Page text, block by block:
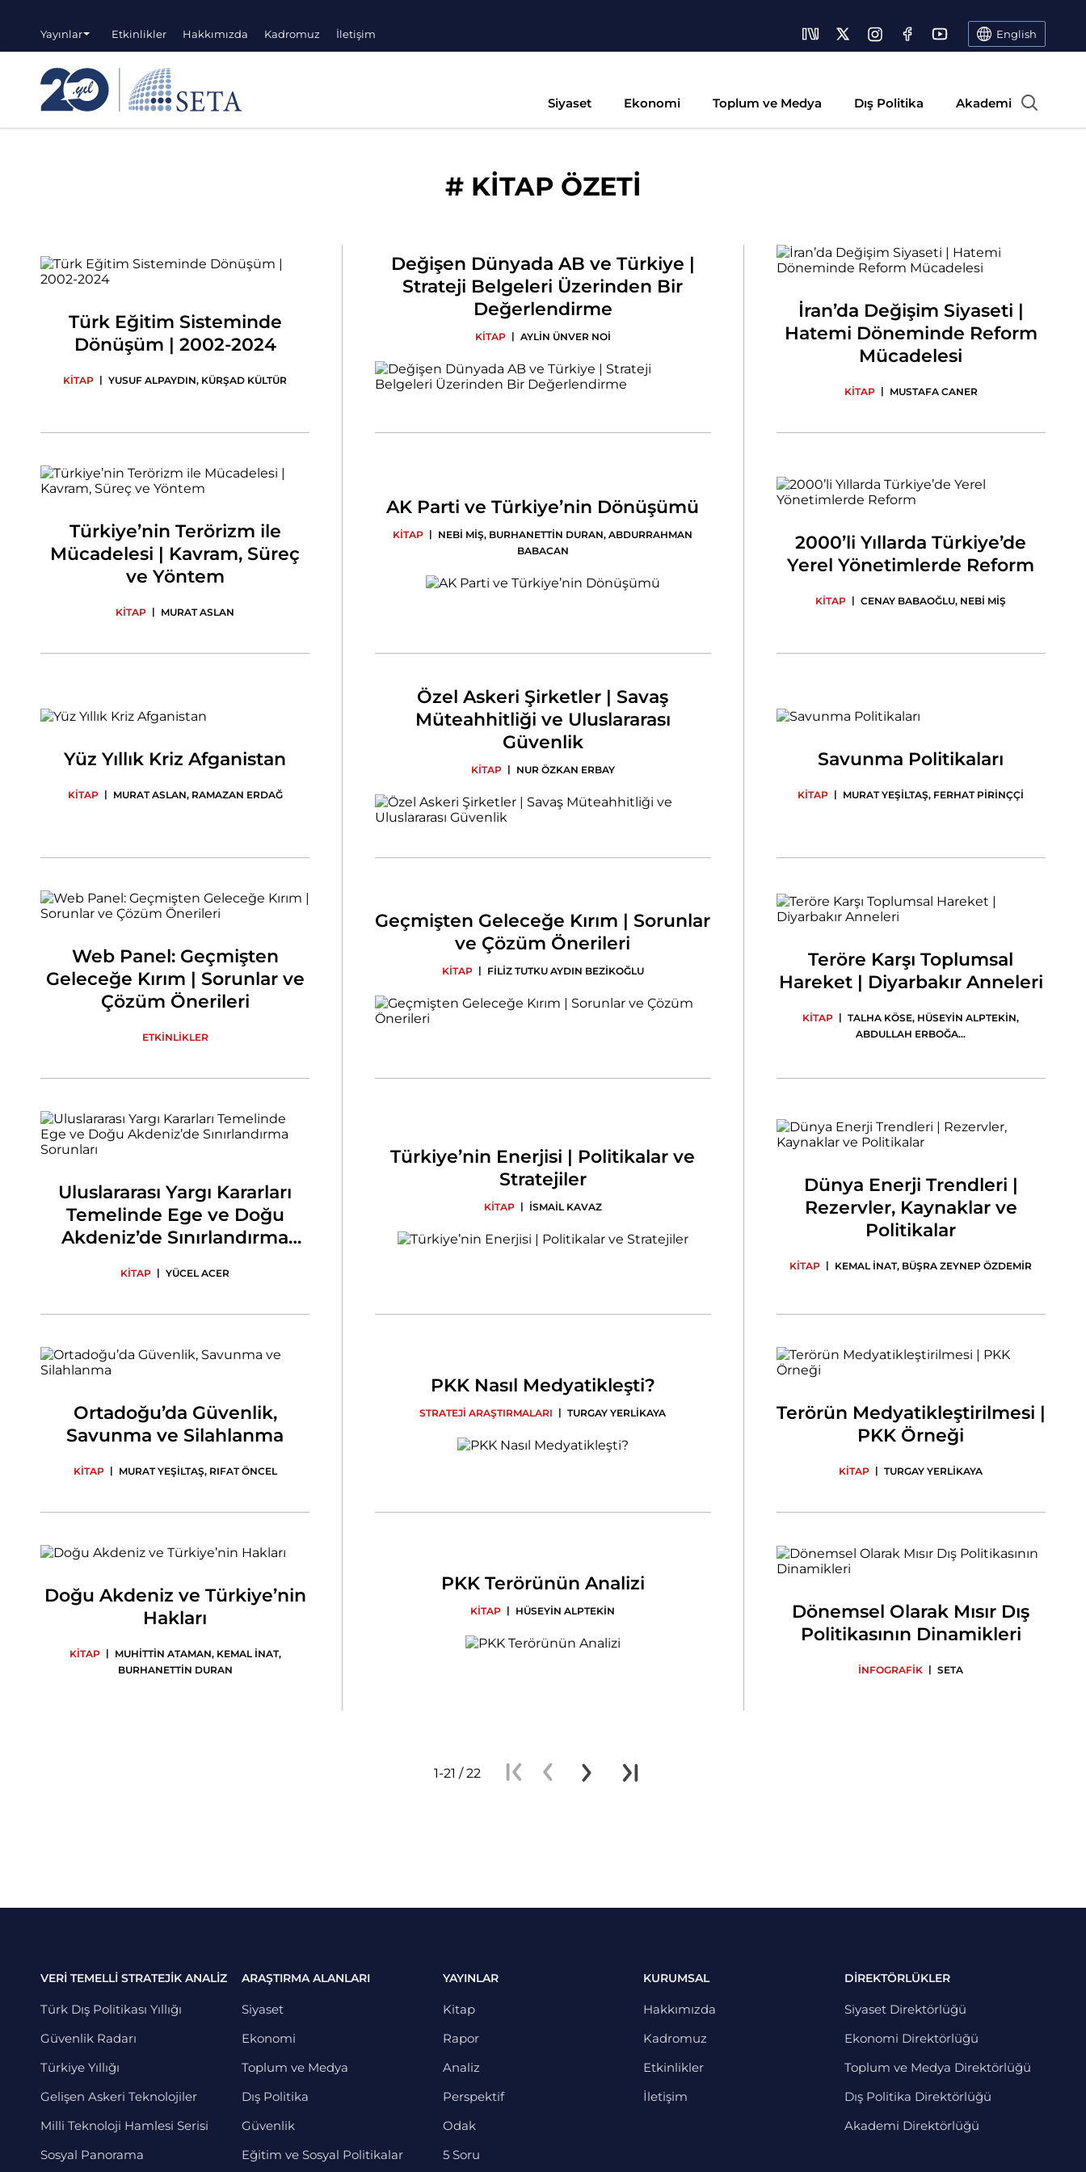
Yayınlar Etkinlikler Hakkımızda Kadromuz İletişim English
Siyaset Ekonomi Toplum ve Medya Dış Politika Akademi
# KİTAP ÖZETİ
Türk Eğitim Sisteminde
Dönüşüm | 2002-2024
KİTAP | YUSUF ALPAYDIN, KÜRŞAD KÜLTÜR
Değişen Dünyada AB ve Türkiye |
Strateji Belgeleri Üzerinden Bir
Değerlendirme
KİTAP | AYLİN ÜNVER NOİ
İran’da Değişim Siyaseti |
Hatemi Döneminde Reform
Mücadelesi
KİTAP | MUSTAFA CANER
Türkiye’nin Terörizm ile
Mücadelesi | Kavram, Süreç
ve Yöntem
KİTAP | MURAT ASLAN
AK Parti ve Türkiye’nin Dönüşümü
KİTAP | NEBİ MİŞ, BURHANETTİN DURAN,ABDURRAHMAN
BABACAN
2000’li Yıllarda Türkiye’de
Yerel Yönetimlerde Reform
KİTAP | CENAY BABAOĞLU, NEBİ MİŞ
Yüz Yıllık Kriz Afganistan
KİTAP | MURAT ASLAN, RAMAZAN ERDAĞ
Özel Askeri Şirketler | Savaş
Müteahhitliği ve Uluslararası
Güvenlik
KİTAP | NUR ÖZKAN ERBAY Savunma Politikaları
KİTAP | MURAT YEŞİLTAŞ, FERHAT PİRİNÇÇİ
Web Panel: Geçmişten
Geleceğe Kırım | Sorunlar ve
Çözüm Önerileri
ETKİNLİKLER
Geçmişten Geleceğe Kırım | Sorunlar
ve Çözüm Önerileri
KİTAP | FİLİZ TUTKU AYDIN BEZİKOĞLU
Teröre Karşı Toplumsal
Hareket | Diyarbakır Anneleri
KİTAP | TALHA KÖSE, HÜSEYİN ALPTEKİN,
ABDULLAH ERBOĞA...
Uluslararası Yargı Kararları
Temelinde Ege ve Doğu
Akdeniz’de Sınırlandırma
KİTAP | YÜCEL ACER
Türkiye’nin Enerjisi | Politikalar ve
Stratejiler
KİTAP | İSMAİL KAVAZ
Dünya Enerji Trendleri |
Rezervler, Kaynaklar ve
Politikalar
KİTAP | KEMAL İNAT, BÜŞRA ZEYNEP ÖZDEMİR
Ortadoğu’da Güvenlik,
Savunma ve Silahlanma
KİTAP | MURAT YEŞİLTAŞ, RIFAT ÖNCEL
PKK Nasıl Medyatikleşti?
STRATEJİ ARAŞTIRMALARI | TURGAY YERLİKAYA
Terörün Medyatikleştirilmesi |
PKK Örneği
KİTAP | TURGAY YERLİKAYA
Doğu Akdeniz ve Türkiye’nin
Hakları
KİTAP | MUHİTTİN ATAMAN, KEMAL İNAT,
BURHANETTİN DURAN
PKK Terörünün Analizi
KİTAP | HÜSEYİN ALPTEKİN
Dönemsel Olarak Mısır Dış
Politikasının Dinamikleri
İNFOGRAFİK | SETA
1-21 / 22
VERİ TEMELLİ STRATEJİK ANALİZ
Türk Dış Politikası Yıllığı
Güvenlik Radarı
Türkiye Yıllığı
Gelişen Askeri Teknolojiler
Milli Teknoloji Hamlesi Serisi
Sosyal Panorama
ARAŞTIRMA ALANLARI
Siyaset
Ekonomi
Toplum ve Medya
Dış Politika
Güvenlik
Eğitim ve Sosyal Politikalar
YAYINLAR
Kitap
Rapor
Analiz
Perspektif
Odak
5 Soru
KURUMSAL
Hakkımızda
Kadromuz
Etkinlikler
İletişim
DİREKTÖRLÜKLER
Siyaset Direktörlüğü
Ekonomi Direktörlüğü
Toplum ve Medya Direktörlüğü
Dış Politika Direktörlüğü
Akademi Direktörlüğü